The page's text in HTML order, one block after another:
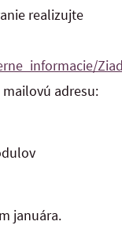
realizujte
adresu:
januára.